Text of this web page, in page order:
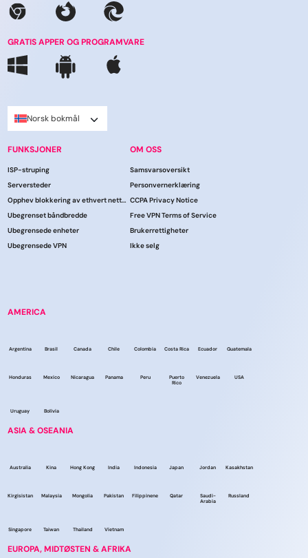
GRATIS APPER OG PROGRAMVARE
Norsk bokmål
FUNKSJONER
ISP-struping
Serversteder
Opphev blokkering av ethvert nettsted
Ubegrenset båndbredde
Ubegrensede enheter
Ubegrensede VPN
OM OSS
Samsvarsoversikt
Personvernerklæring
CCPA Privacy Notice
Free VPN Terms of Service
Brukerrettigheter
Ikke selg
AMERICA
Argentina Brasil Canada Chile Colombia Costa Rica Ecuador Guatemala
Honduras Mexico Nicaragua Panama Peru
Puerto
Rico
Venezuela USA
Uruguay Bolivia
ASIA & OSEANIA
Australia Kina Hong Kong India Indonesia Japan Jordan Kasakhstan
Kirgisistan Malaysia Mongolia Pakistan Filippinene Qatar
Saudi-
Arabia
Russland
Singapore Taiwan Thailand Vietnam
EUROPA, MIDTØSTEN & AFRIKA